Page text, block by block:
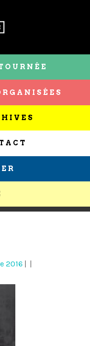
2016